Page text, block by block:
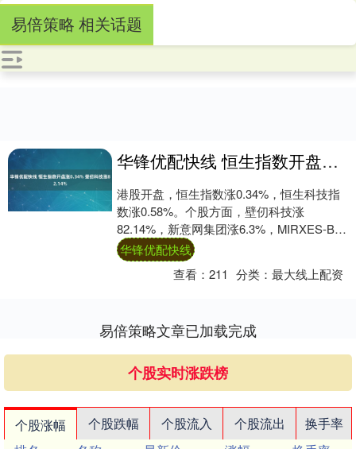
易倍策略 相关话题
华锋优配快线 恒生指数开盘涨0.34% 壁仞科技涨82.14%
港股开盘，恒生指数涨0.34%，恒生科技指
数涨0.58%。个股方面，壁仞科技涨
82.14%，新意网集团涨6.3%，MIRXES-B涨
4.45%华锋优配快线，金风....
华锋优配快线
查看：211 分类：最大线上配资
易倍策略文章已加载完成
个股实时涨跌榜
个股涨幅 个股跌幅 个股流入 个股流出
换手率